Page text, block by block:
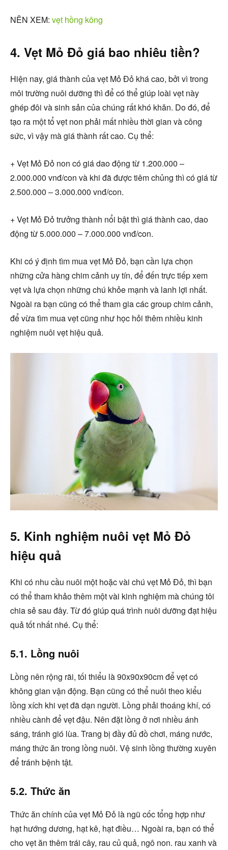
NÊN XEM: vẹt hồng kông
4. Vẹt Mỏ Đỏ giá bao nhiêu tiền?
Hiện nay, giá thành của vẹt Mỏ Đỏ khá cao, bởi vì trong
môi trường nuôi dưỡng thì để có thể giúp loài vẹt này
ghép đôi và sinh sản của chúng rất khó khăn. Do đó, để
tạo ra một tổ vẹt non phải mất nhiều thời gian và công
sức, vì vậy mà giá thành rất cao. Cụ thể:
+ Vẹt Mỏ Đỏ non có giá dao động từ 1.200.000 –
2.000.000 vnđ/con và khi đã được tiêm chủng thì có giá từ
2.500.000 – 3.000.000 vnđ/con.
+ Vẹt Mỏ Đỏ trưởng thành nổi bật thì giá thành cao, dao
động từ 5.000.000 – 7.000.000 vnđ/con.
Khi có ý định tìm mua vẹt Mỏ Đỏ, bạn cần lựa chọn
những cửa hàng chim cảnh uy tín, để đến trực tiếp xem
vẹt và lựa chọn những chú khỏe mạnh và lanh lợi nhất.
Ngoài ra bạn cũng có thể tham gia các group chim cảnh,
để vừa tìm mua vẹt cũng như học hỏi thêm nhiều kinh
nghiệm nuôi vẹt hiệu quả.
5. Kinh nghiệm nuôi vẹt Mỏ Đỏ
hiệu quả
Khi có nhu cầu nuôi một hoặc vài chú vẹt Mỏ Đỏ, thì bạn
có thể tham khảo thêm một vài kinh nghiệm mà chúng tôi
chia sẻ sau đây. Từ đó giúp quá trình nuôi dưỡng đạt hiệu
quả tốt nhất nhé. Cụ thể:
5.1. Lồng nuôi
Lồng nên rộng rãi, tối thiểu là 90x90x90cm để vẹt có
không gian vận động. Bạn cũng có thể nuôi theo kiểu
lồng xích khi vẹt đã dạn người. Lồng phải thoáng khí, có
nhiều cành để vẹt đậu. Nên đặt lồng ở nơi nhiều ánh
sáng, tránh gió lùa. Trang bị đầy đủ đồ chơi, máng nước,
máng thức ăn trong lồng nuôi. Vệ sinh lồng thường xuyên
để tránh bệnh tật.
5.2. Thức ăn
Thức ăn chính của vẹt Mỏ Đỏ là ngũ cốc tổng hợp như
hạt hướng dương, hạt kê, hạt điều… Ngoài ra, bạn có thể
cho vẹt ăn thêm trái cây, rau củ quả, ngô non. rau xanh và